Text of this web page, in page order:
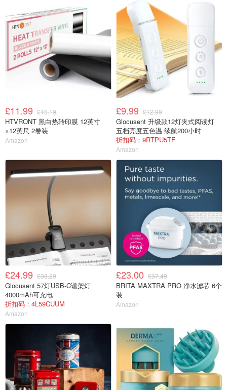
£11.99 £15.19
HTVRONT 黑白热转印膜 12英寸
×12英尺 2卷装
Amazon
£9.99 £12.99
Glocusent 升级款12灯夹式阅读灯
五档亮度五色温 续航200小时
折扣码：9RTPU5TF
Amazon
£24.99 £33.29
Glocusent 57灯USB-C谱架灯
4000mAh可充电
折扣码：4L59CUUM
Amazon
£23.00 £37.49
BRITA MAXTRA PRO 净水滤芯 6个
装
Amazon